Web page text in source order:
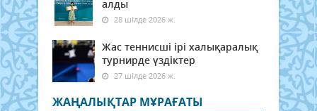
алды
28 шілде 2026 ж.
Жас теннисші ірі халықаралық
турнирде үздіктер
27 шілде 2026 ж.
ЖАҢАЛЫҚТАР МҰРАҒАТЫ